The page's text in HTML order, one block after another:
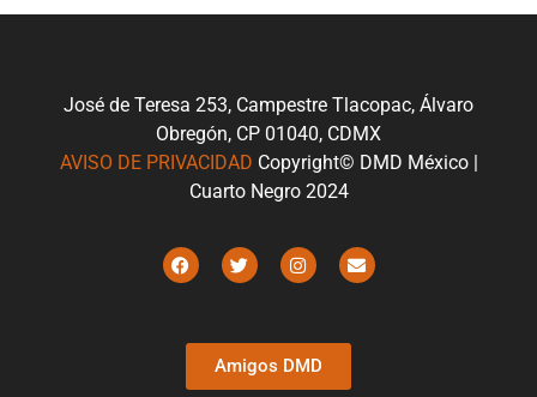
José de Teresa 253, Campestre Tlacopac, Álvaro
Obregón, CP 01040, CDMX
AVISO DE PRIVACIDAD Copyright© DMD México |
Cuarto Negro 2024
Amigos DMD